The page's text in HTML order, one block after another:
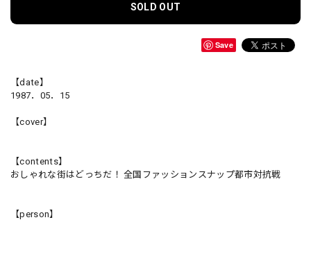
SOLD OUT
Save
【date】
1987．05．15
【cover】
【contents】
おしゃれな街はどっちだ！ 全国ファッションスナップ都市対抗戦
【person】